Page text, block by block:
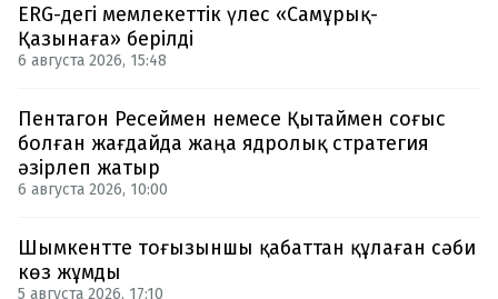
ERG-дегі мемлекеттік үлес «Самұрық-
Қазынаға» берілді
6 августа 2026, 15:48
Пентагон Ресеймен немесе Қытаймен соғыс
болған жағдайда жаңа ядролық стратегия
әзірлеп жатыр
6 августа 2026, 10:00
Шымкентте тоғызыншы қабаттан құлаған сәби
көз жұмды
5 августа 2026, 17:10